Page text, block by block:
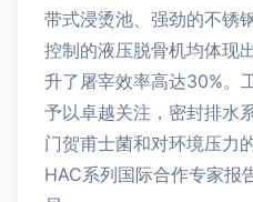
带式浸烫池、强劲的不锈
控制的液压脱骨机均体现
升了屠宰效率高达30%。
予以卓越关注，密封排水
门贺甫士菌和对环境压力
HAC系列国际合作专家报